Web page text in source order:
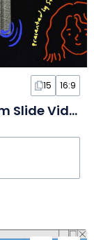
15 16:9
Doodle Rekap Tahun 2025 dalam Slide Video